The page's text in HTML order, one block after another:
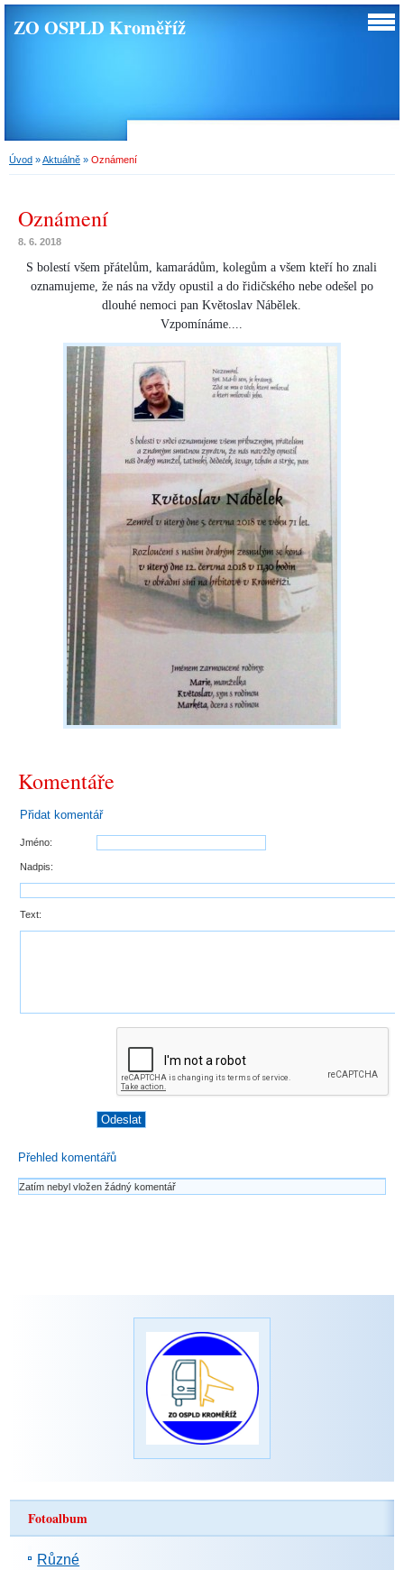
ZO OSPLD Kroměříž
Úvod »Aktuálně » Oznámení
Oznámení
8. 6. 2018
S bolestí všem přátelům, kamarádům, kolegům a všem kteří ho znali
oznamujeme, že nás na vždy opustil a do řidičského nebe odešel po
dlouhé nemoci pan Květoslav Nábělek.
Vzpomínáme....
Komentáře
Přidat komentář
Jméno:
Nadpis:
Text:
Přehled komentářů
Zatím nebyl vložen žádný komentář
Fotoalbum
Různé